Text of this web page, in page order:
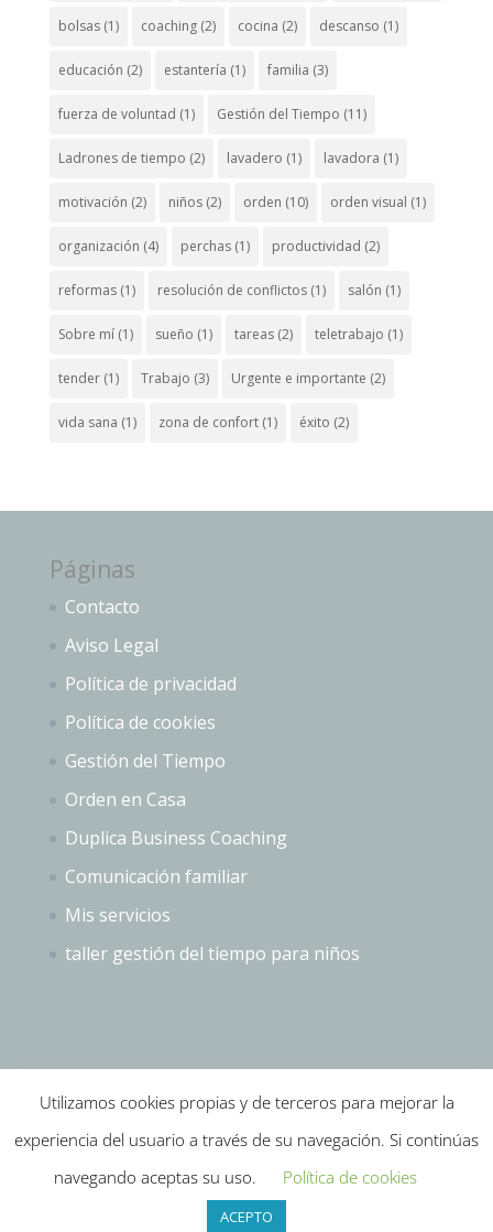
bolsas(1) coaching(2) cocina (2) descanso (1)
educación (2) estantería (1) familia (3)
fuerza de voluntad (1) Gestión del Tiempo (11)
Ladrones de tiempo (2) lavadero (1) lavadora (1)
motivación (2) niños(2) orden (10) orden visual (1)
organización (4) perchas(1) productividad (2)
reformas(1) resolución de conflictos(1) salón (1)
Sobre mí(1) sueño (1) tareas(2) teletrabajo (1)
tender(1) Trabajo (3) Urgente e importante (2)
vida sana (1) zona de confort(1) éxito (2)
Páginas
Contacto
Aviso Legal
Política de privacidad
Política de cookies
Gestión del Tiempo
Orden en Casa
Duplica Business Coaching
Comunicación familiar
Mis servicios
taller gestión del tiempo para niños
Instagram YouTube Email
Elegant Themes| Desarrollado por
Utilizamos cookies propias y de terceros para mejorar la
experiencia del usuario a través de su navegación. Si continúas
navegando aceptas su uso.
Política de cookies
ACEPTO